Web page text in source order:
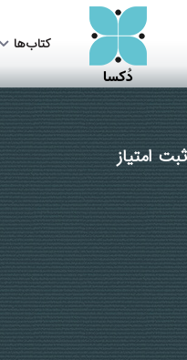
کتاب‌ها
ثبت امتیاز